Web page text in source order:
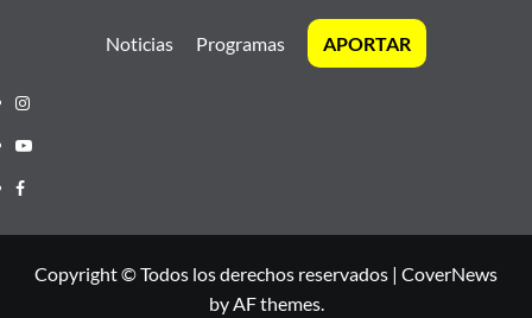
Noticias Programas APORTAR
Instagram
Youtube
Facebook
Copyright © Todos los derechos reservados | CoverNews
by AF themes.